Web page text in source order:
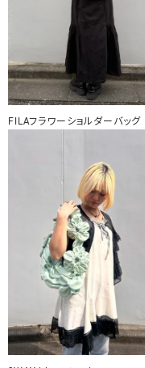
FILAフラワーショルダーバッグ